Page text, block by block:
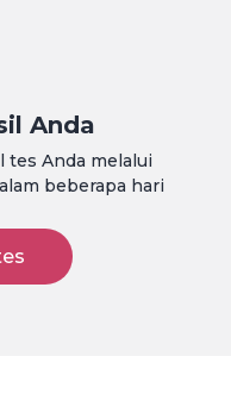
Anda
tes Anda melalui
beberapa hari